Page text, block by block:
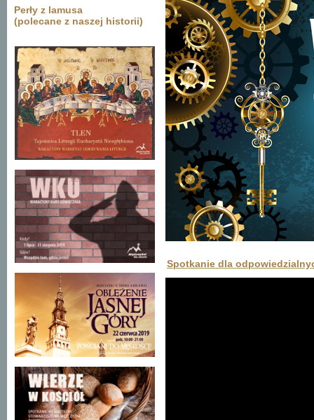
Perły z lamusa
(polecane z naszej historii)
Spotkanie dla